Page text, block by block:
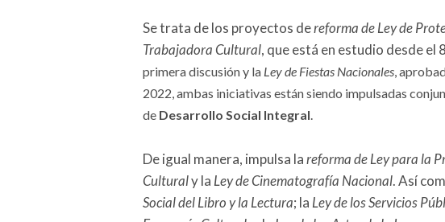
Se trata de los proyectos dereforma de Ley de
Trabajadora Cultural, que está en estudio desde el
primera discusión y la Ley de Fiestas Nacionales ,
2022, ambas iniciativas están siendo impulsadas
de Desarrollo Social Integral
De igual manera, impulsa lareforma de Ley para la
Culturaly la Ley de Cinematografía Nacional. Así
Social del Libro y la Lectura; la Ley de los Servicios